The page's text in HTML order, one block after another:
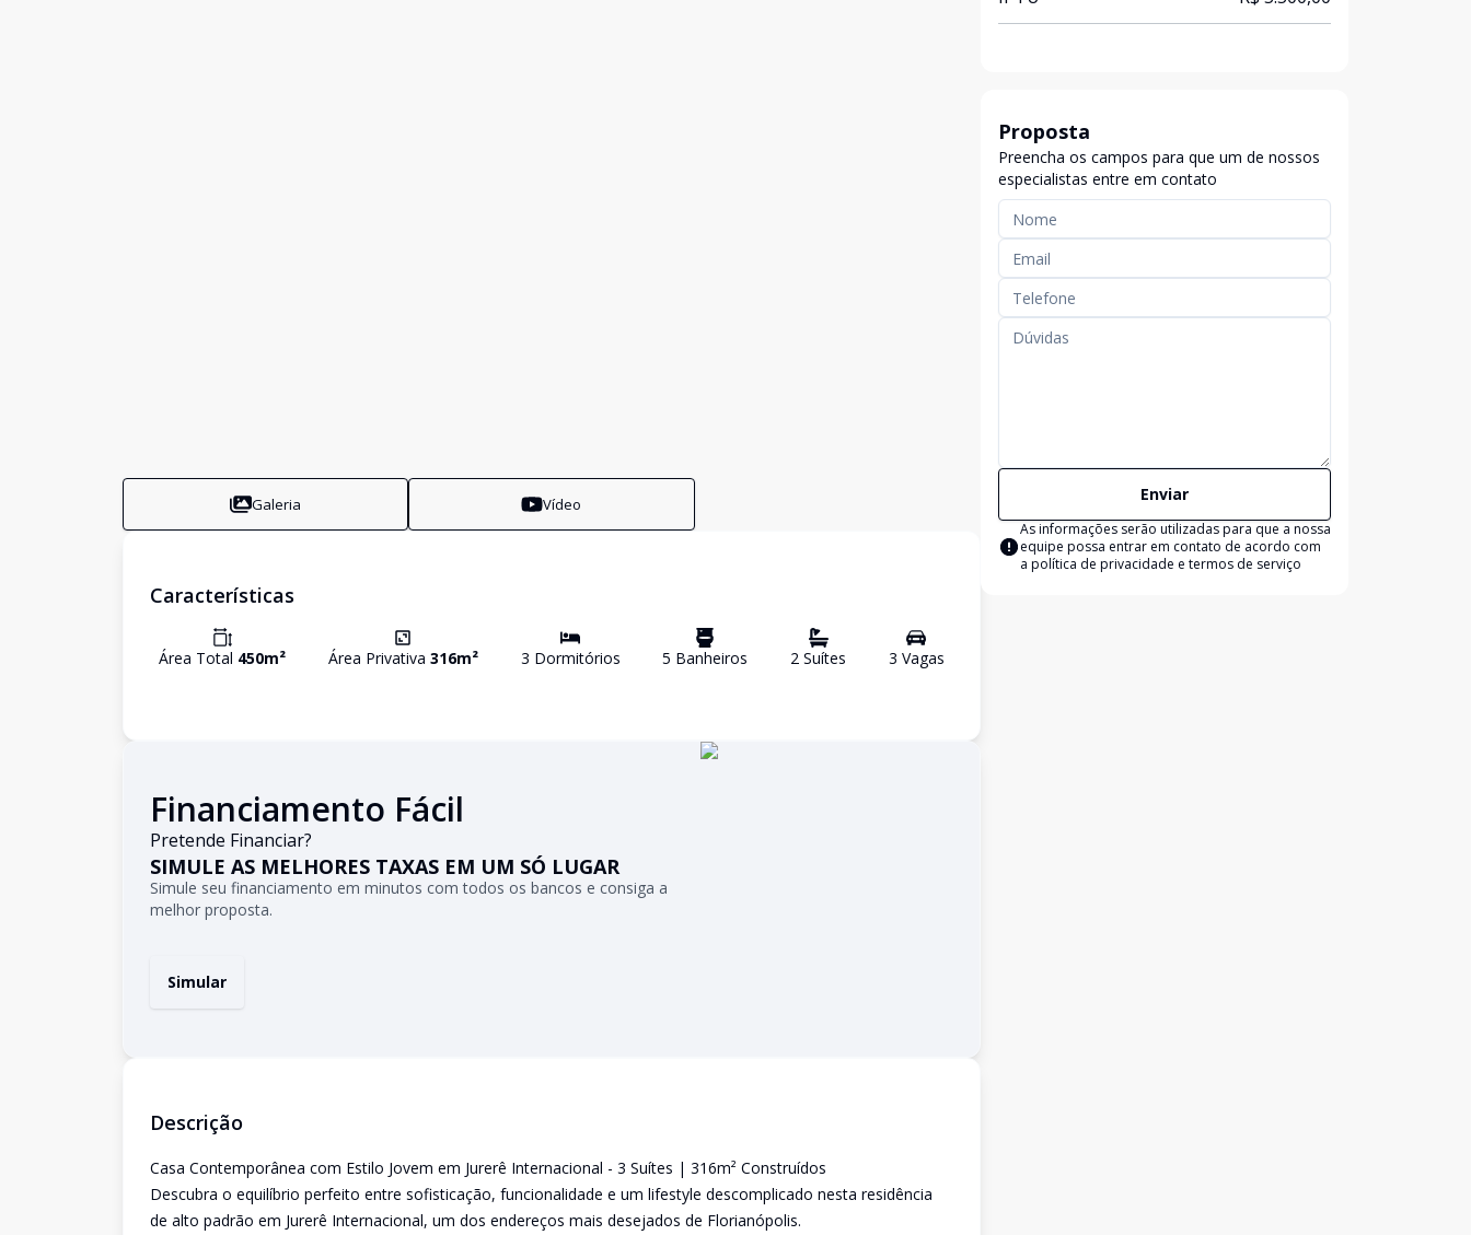
Galeria Vídeo
Características
Área Total 450m² Área Privativa 316m² 3 Dormitórios 5 Banheiros 2 Suítes 3 Vagas
Financiamento Fácil
Pretende Financiar?
SIMULE AS MELHORES TAXAS EM UM SÓ LUGAR
Simule seu financiamento em minutos com todos os bancos e consiga a
melhor proposta.
Simular
Descrição
Casa Contemporânea com Estilo Jovem em Jurerê Internacional - 3 Suítes | 316m² Construídos
Descubra o equilíbrio perfeito entre sofisticação, funcionalidade e um lifestyle descomplicado nesta residência
de alto padrão em Jurerê Internacional, um dos endereços mais desejados de Florianópolis.
Proposta
Preencha os campos para que um de nossos
especialistas entre em contato
Enviar
As informações serão utilizadas para que a nossa
equipe possa entrar em contato de acordo com
a política de privacidade e termos de serviço